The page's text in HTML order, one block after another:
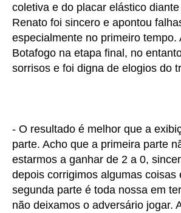
coletiva e do placar elástico
Renato foi sincero e apontou
especialmente no primeiro tempo.
Botafogo na etapa final, no
sorrisos e foi digna de elogios do
- O resultado é melhor que a
parte. Acho que a primeira parte
estarmos a ganhar de 2 a 0,
depois corrigimos algumas coisas
segunda parte é toda nossa em
não deixamos o adversário jogar.